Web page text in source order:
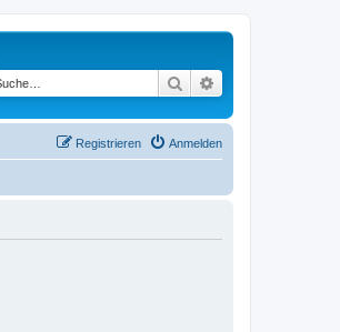
Suche
Anmelden
Registrieren